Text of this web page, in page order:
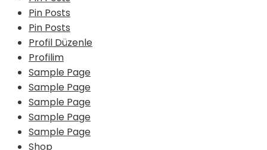
Pin Posts
Pin Posts
Profil Düzenle
Profilim
Sample Page
Sample Page
Sample Page
Sample Page
Sample Page
Shop